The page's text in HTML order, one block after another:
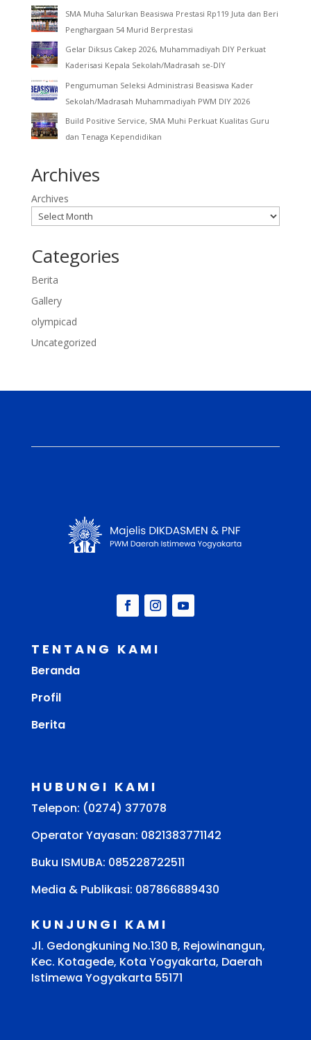
SMA Muha Salurkan Beasiswa Prestasi Rp119 Juta dan Beri
Penghargaan 54 Murid Berprestasi
Gelar Diksus Cakep 2026, Muhammadiyah DIY Perkuat
Kaderisasi Kepala Sekolah/Madrasah se-DIY
Pengumuman Seleksi Administrasi Beasiswa Kader
Sekolah/Madrasah Muhammadiyah PWM DIY 2026
Build Positive Service, SMA Muhi Perkuat Kualitas Guru
dan Tenaga Kependidikan
Archives
Archives
Categories
Berita
Gallery
olympicad
Uncategorized
TENTANG KAMI
Beranda
Profil
Berita
HUBUNGI KAMI
Telepon: (0274) 377078
Operator Yayasan: 0821383771142
Buku ISMUBA: 085228722511
Media & Publikasi: 087866889430
KUNJUNGI KAMI
Jl. Gedongkuning No.130 B, Rejowinangun,
Kec. Kotagede, Kota Yogyakarta, Daerah
Istimewa Yogyakarta 55171